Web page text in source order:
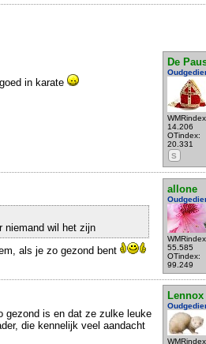
De
14.206
OTindex:
20.331
S
in karate
allone
55.585
OTindex:
99.249
niemand wil het zijn
als je zo gezond bent
Lennox
gezond is en dat ze zulke leuke
die kennelijk veel aandacht